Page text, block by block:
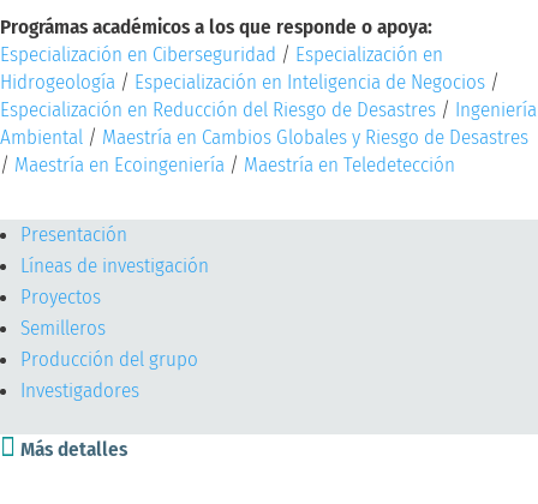
Prográmas académicos a los que responde o apoya:
Especialización en Ciberseguridad / Especialización en
Hidrogeología / Especialización en Inteligencia de Negocios /
Especialización en Reducción del Riesgo de Desastres / Ingeniería
Ambiental / Maestría en Cambios Globales y Riesgo de Desastres
/ Maestría en Ecoingeniería / Maestría en Teledetección
Presentación
Líneas de investigación
Proyectos
Semilleros
Producción del grupo
Investigadores
 Más detalles